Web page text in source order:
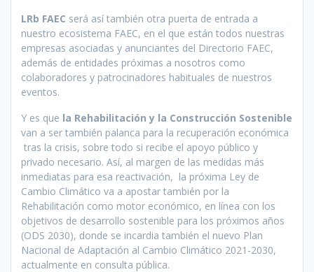
LRb FAEC será así también otra puerta de entrada a
nuestro ecosistema FAEC, en el que están todos nuestras
empresas asociadas y anunciantes del Directorio FAEC,
además de entidades próximas a nosotros como
colaboradores y patrocinadores habituales de nuestros
eventos.
Y es que la Rehabilitación y la Construcción Sostenible
van a ser también palanca para la recuperación económica
tras la crisis, sobre todo si recibe el apoyo público y
privado necesario. Así, al margen de las medidas más
inmediatas para esa reactivación, la próxima Ley de
Cambio Climático va a apostar también por la
Rehabilitación como motor económico, en línea con los
objetivos de desarrollo sostenible para los próximos años
(ODS 2030), donde se incardia también el nuevo Plan
Nacional de Adaptación al Cambio Climático 2021-2030,
actualmente en consulta pública.